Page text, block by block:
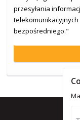
przesyłania
bezpośredniego."